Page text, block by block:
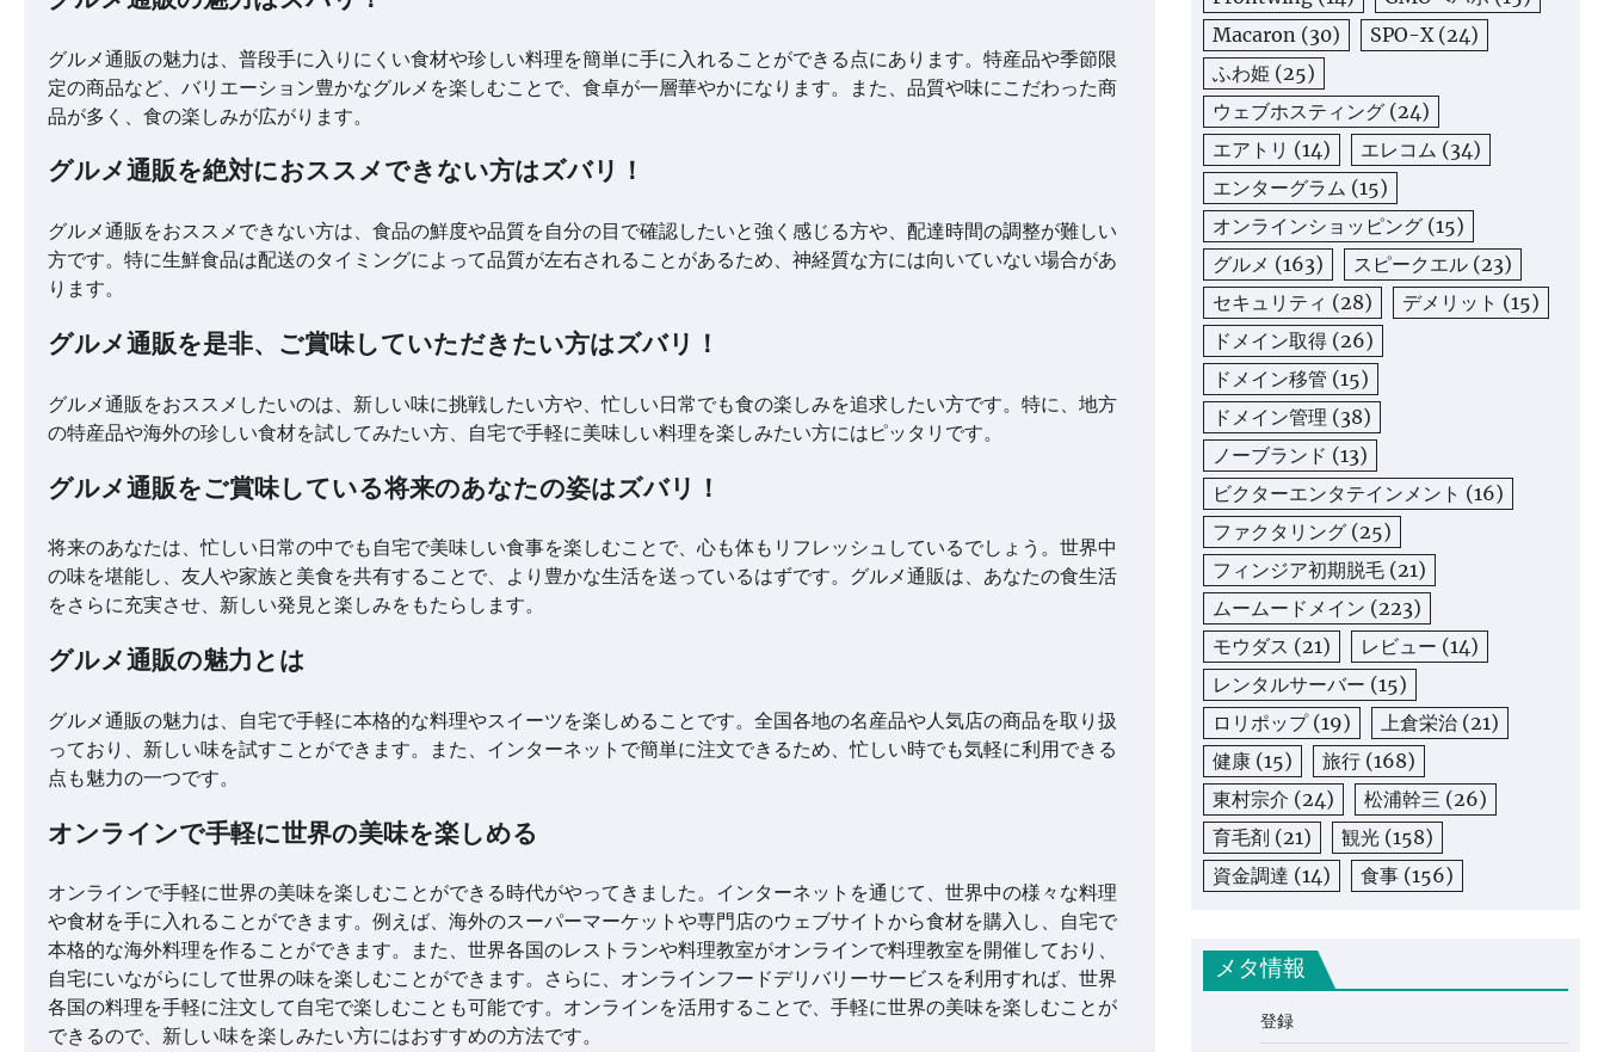
グルメ通販の魅力は、普段手に入りにくい食材や珍しい料理を簡単に手に入れることができる点にあります。特産品や季節限
定の商品など、バリエーション豊かなグルメを楽しむことで、食卓が一層華やかになります。また、品質や味にこだわった商
品が多く、食の楽しみが広がります。
グルメ通販を絶対におススメできない方はズバリ！
グルメ通販をおススメできない方は、食品の鮮度や品質を自分の目で確認したいと強く感じる方や、配達時間の調整が難しい
方です。特に生鮮食品は配送のタイミングによって品質が左右されることがあるため、神経質な方には向いていない場合があ
ります。
グルメ通販を是非、ご賞味していただきたい方はズバリ！
グルメ通販をおススメしたいのは、新しい味に挑戦したい方や、忙しい日常でも食の楽しみを追求したい方です。特に、地方
の特産品や海外の珍しい食材を試してみたい方、自宅で手軽に美味しい料理を楽しみたい方にはピッタリです。
グルメ通販をご賞味している将来のあなたの姿はズバリ！
将来のあなたは、忙しい日常の中でも自宅で美味しい食事を楽しむことで、心も体もリフレッシュしているでしょう。世界中
の味を堪能し、友人や家族と美食を共有することで、より豊かな生活を送っているはずです。グルメ通販は、あなたの食生活
をさらに充実させ、新しい発見と楽しみをもたらします。
グルメ通販の魅力とは
グルメ通販の魅力は、自宅で手軽に本格的な料理やスイーツを楽しめることです。全国各地の名産品や人気店の商品を取り扱
っており、新しい味を試すことができます。また、インターネットで簡単に注文できるため、忙しい時でも気軽に利用できる
点も魅力の一つです。
オンラインで手軽に世界の美味を楽しめる
オンラインで手軽に世界の美味を楽しむことができる時代がやってきました。インターネットを通じて、世界中の様々な料理
や食材を手に入れることができます。例えば、海外のスーパーマーケットや専門店のウェブサイトから食材を購入し、自宅で
本格的な海外料理を作ることができます。また、世界各国のレストランや料理教室がオンラインで料理教室を開催しており、
自宅にいながらにして世界の味を楽しむことができます。さらに、オンラインフードデリバリーサービスを利用すれば、世界
各国の料理を手軽に注文して自宅で楽しむことも可能です。オンラインを活用することで、手軽に世界の美味を楽しむことが
できるので、新しい味を楽しみたい方にはおすすめの方法です。
Macaron (30) SPO-X(24)
ふわ姫 (25)
ウェブホスティング (24)
エアトリ (14) エレコム (34)
エンターグラム (15)
オンラインショッピング (15)
グルメ (163) スピークエル (23)
セキュリティ (28) デメリット (15)
ドメイン取得 (26)
ドメイン移管 (15)
ドメイン管理 (38)
ノーブランド (13)
ビクターエンタテインメント (16)
ファクタリング (25)
フィンジア初期脱毛 (21)
ムームードメイン (223)
モウダス (21) レビュー (14)
レンタルサーバー (15)
ロリポップ(19) 上倉栄治 (21)
健康 (15) 旅行 (168)
東村宗介 (24) 松浦幹三 (26)
育毛剤 (21) 観光 (158)
資金調達 (14) 食事 (156)
メタ情報
登録